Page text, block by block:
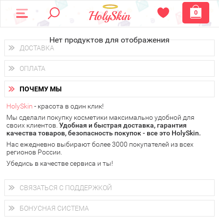
0
Нет продуктов для отображения
ДОСТАВКА
Доставка осуществляетсяпо всем городам России.
Вы можете выбрать доставку курьером, Почтой России или
получить заказ в пунктах выдачи PickPoint или пункте
самовывоза.
В 20 городах России доставка осуществляется ужена
следующий день.
у Вас всегда есть возможность получитьбесплатную
доставку от HolySkin.
подробнее об условиях доставки и оплаты в Вашем городе
ОПЛАТА
Вы можете оплатить свой заказ любым удобным способом:
наличными деньгами (
через интернет-банк (Альфа-банк, Сбербанк) и другими
электронными способами.
ПОЧЕМУ МЫ
HolySkin - красота в один клик!
Мы сделали покупку косметики максимально удобной для
своих клиентов. Удобная и быстрая доставка, гарантия
качества товаров, безопасность покупок - все это HolySkin.
Нас ежедневно выбирают более 3000 покупателей из всех
регионов России.
Убедись в качестве сервиса и ты!
СВЯЗАТЬСЯ С ПОДДЕРЖКОЙ
+7 (800) 707-24-55
Мы будем рады ответить на все Ваши вопросы по работе
магазина, проконсультировать по товарам, рассказать о
БОНУСНАЯ СИСТЕМА